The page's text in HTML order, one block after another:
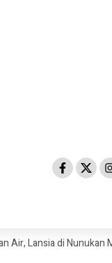
di Nunukan Minta